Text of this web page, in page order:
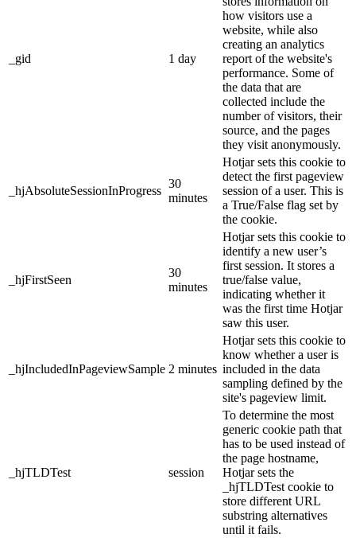
_gid 1 day
how visitors use a
website, while also
creating an analytics
report of the website's
performance. Some of
the data that are
collected include the
number of visitors, their
source, and the pages
they visit anonymously.
_hjAbsoluteSessionInProgress
30
minutes
Hotjar sets this cookie to
detect the first pageview
session of a user. This is
a True/False flag set by
the cookie.
_hjFirstSeen
30
minutes
Hotjar sets this cookie to
identify a new user’s
first session. It stores a
true/false value,
indicating whether it
was the first time Hotjar
saw this user.
_hjIncludedInPageviewSample 2 minutes
Hotjar sets this cookie to
know whether a user is
included in the data
sampling defined by the
site's pageview limit.
_hjTLDTest session
To determine the most
generic cookie path that
has to be used instead of
the page hostname,
Hotjar sets the
_hjTLDTest cookie to
store different URL
substring alternatives
until it fails.